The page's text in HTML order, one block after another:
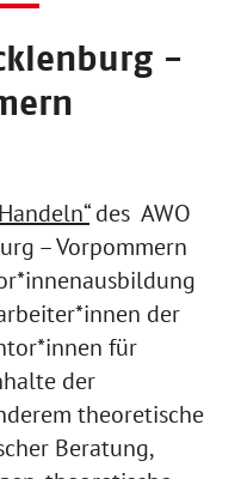
-
des AWO
– Vorpommern
der
für
der
theoretische
Beratung,